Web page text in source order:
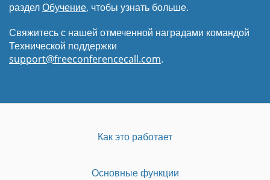
разделОбучение, чтобы узнать больше.
Свяжитесь с нашей отмеченной наградами командой
Технической поддержки
support@freeconferencecall.com.
Как это работает
Основные функции